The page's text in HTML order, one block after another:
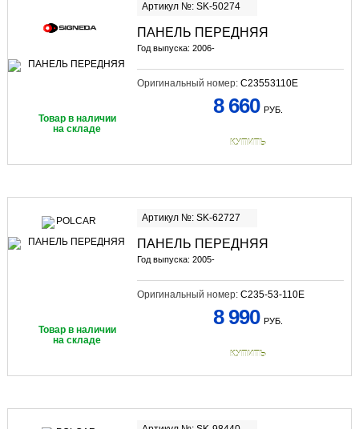
Артикул №: SK-50274
ПАНЕЛЬ ПЕРЕДНЯЯ
Год выпуска: 2006-
Оригинальный номер: C23553110E
Товар в наличии
на складе
8 660 РУБ.
КУПИТЬ
Артикул №: SK-62727
ПАНЕЛЬ ПЕРЕДНЯЯ
Год выпуска: 2005-
Оригинальный номер: C235-53-110E
Товар в наличии
на складе
8 990 РУБ.
КУПИТЬ